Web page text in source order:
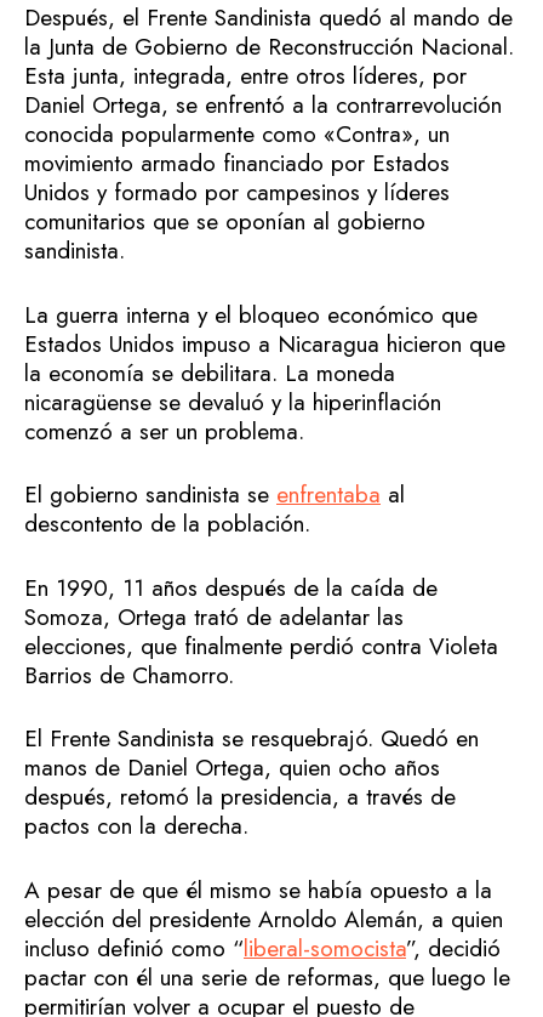
Después, el Frente Sandinista quedó al mando de
la Junta de Gobierno de Reconstrucción Nacional.
Esta junta, integrada, entre otros líderes, por
Daniel Ortega, se enfrentó a la contrarrevolución
conocida popularmente como «Contra», un
movimiento armado financiado por Estados
Unidos y formado por campesinos y líderes
comunitarios que se oponían al gobierno
sandinista.
La guerra interna y el bloqueo económico que
Estados Unidos impuso a Nicaragua hicieron que
la economía se debilitara. La moneda
nicaragüense se devaluó y la hiperinflación
comenzó a ser un problema.
El gobierno sandinista se enfrentaba al
descontento de la población.
En 1990, 11 años después de la caída de
Somoza, Ortega trató de adelantar las
elecciones, que finalmente perdió contra Violeta
Barrios de Chamorro.
El Frente Sandinista se resquebrajó. Quedó en
manos de Daniel Ortega, quien ocho años
después, retomó la presidencia, a través de
pactos con la derecha.
A pesar de que él mismo se había opuesto a la
elección del presidente Arnoldo Alemán, a quien
incluso definió como “liberal-somocista”, decidió
pactar con él una serie de reformas, que luego le
permitirían volver a ocupar el puesto de